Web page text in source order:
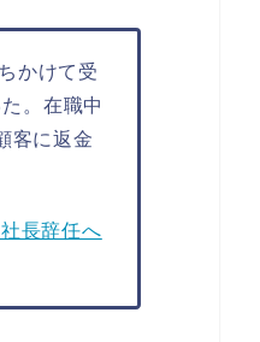
かけて受
。在職中
客に返金
長辞任へ